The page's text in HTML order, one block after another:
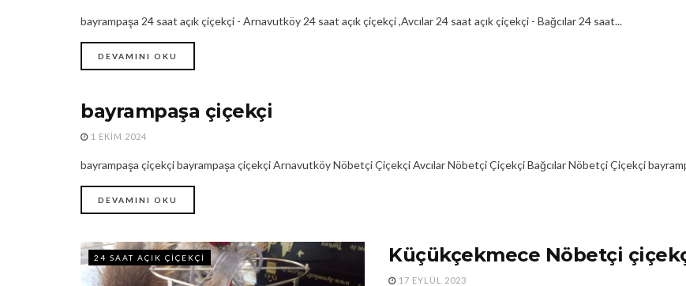
bayrampaşa 24 saat açık çiçekçi - Arnavutköy 24 saat açık çiçekçi ,Avcılar 24 saat açık çiçekçi - Bağcılar 24 saat...
DEVAMINI OKU
24 SAAT AÇIK ÇIÇEKÇILER
bayrampaşa çiçekçi
1 EKIM 2024
bayrampaşa çiçekçi bayrampaşa çiçekçi Arnavutköy Nöbetçi Çiçekçi Avcılar Nöbetçi Çiçekçi Bağcılar Nöbetçi Çiçekçi
DEVAMINI OKU
24 SAAT AÇIK ÇIÇEKÇI Küçükçekmece Nöbetçi
17 EYLÜL 2023